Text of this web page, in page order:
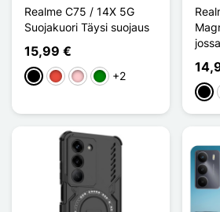
Realme C75 / 14X 5G
Suojakuori Täysi suojaus
15,99 €
MustaPunainen
PinkkiVihreä
+2